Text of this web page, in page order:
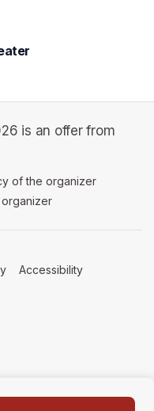
is an offer from
tab)
of the organizer
(opens in a new tab)
Accessibility